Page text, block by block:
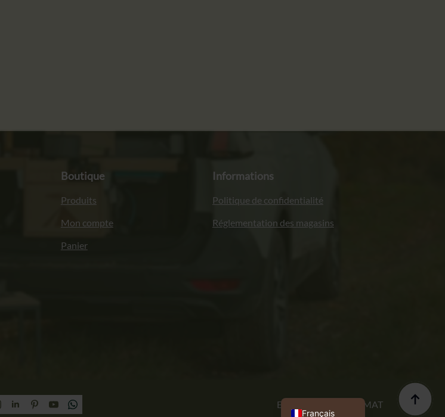
Boutique
Produits
Mon compte
Panier
Informations
Politique de confidentialité
Réglementation des magasins
Exécution : PROFORMAT
Français
Polski